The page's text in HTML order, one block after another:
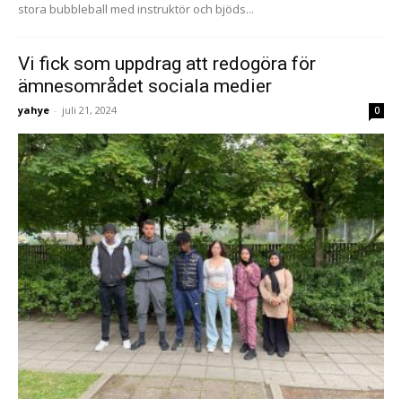
stora bubbleball med instruktör och bjöds...
Vi fick som uppdrag att redogöra för
ämnesområdet sociala medier
yahye - juli 21, 2024 0